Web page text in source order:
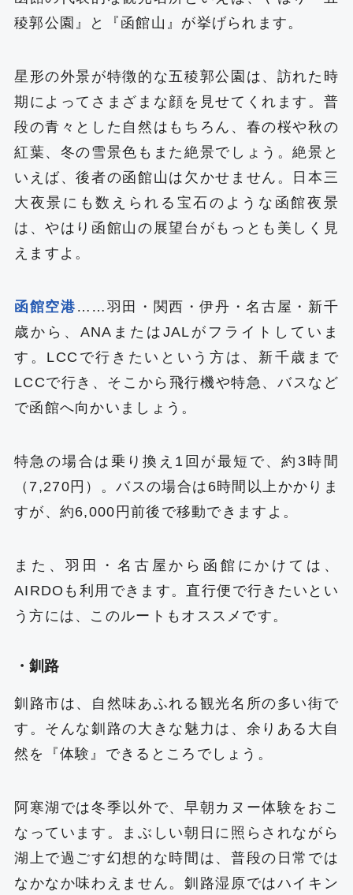
稜郭公園』と『函館山』が挙げられます。
星形の外景が特徴的な五稜郭公園は、訪れた時
期によってさまざまな顔を見せてくれます。普
段の青々とした自然はもちろん、春の桜や秋の
紅葉、冬の雪景色もまた絶景でしょう。絶景と
いえば、後者の函館山は欠かせません。日本三
大夜景にも数えられる宝石のような函館夜景
は、やはり函館山の展望台がもっとも美しく見
えますよ。
函館空港 ……羽田・関西・伊丹・名古屋・新千
歳から、ANAまたはJALがフライトしていま
す。LCCで行きたいという方は、新千歳まで
LCCで行き、そこから飛行機や特急、バスなど
で函館へ向かいましょう。
特急の場合は乗り換え1回が最短で、約3時間
（7,270円）。バスの場合は6時間以上かかりま
すが、約6,000円前後で移動できますよ。
また、羽田・名古屋から函館にかけては、
AIRDOも利用できます。直行便で行きたいとい
う方には、このルートもオススメです。
・釧路
釧路市は、自然味あふれる観光名所の多い街で
す。そんな釧路の大きな魅力は、余りある大自
然を『体験』できるところでしょう。
阿寒湖では冬季以外で、早朝カヌー体験をおこ
なっています。まぶしい朝日に照らされながら
湖上で過ごす幻想的な時間は、普段の日常では
なかなか味わえません。釧路湿原ではハイキン